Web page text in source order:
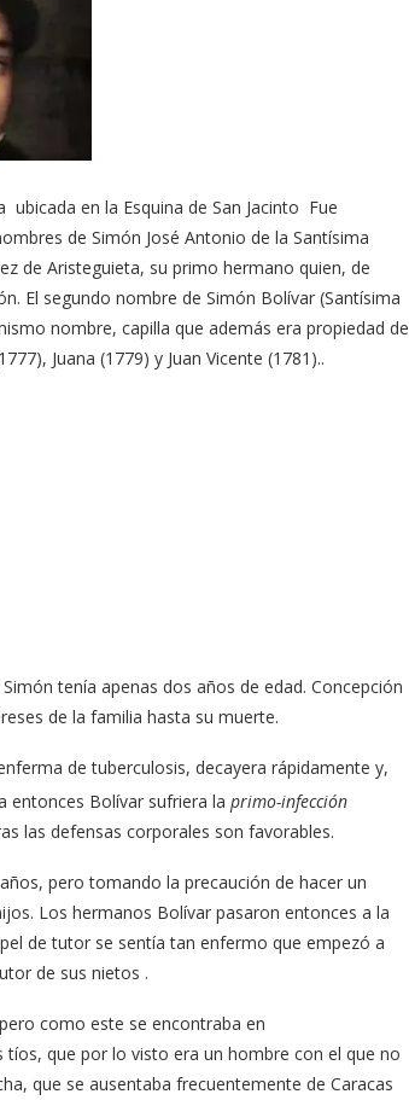
en la Esquina de San Jacinto ​ Fue
de Simón José Antonio de la Santísima
de Aristeguieta, su primo hermano quien, de
El segundo nombre de Simón Bolívar (Santísima
nombre, capilla que además era propiedad de
Juana (1779) y Juan Vicente (1781)..
tenía apenas dos años de edad. Concepción
de la familia hasta su muerte.
de tuberculosis, decayera rápidamente y,
entonces Bolívar sufriera la primo-infección
las defensas corporales son favorables.
pero tomando la precaución de hacer un
Los hermanos Bolívar pasaron entonces a la
de tutor se sentía tan enfermo que empezó a
de sus nietos .
como este se encontraba en
que por lo visto era un hombre con el que no
que se ausentaba frecuentemente de Caracas